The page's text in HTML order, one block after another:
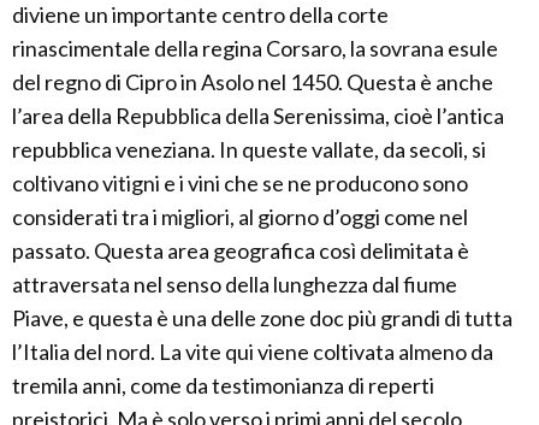
diviene un importante centro della corte
rinascimentale della regina Corsaro, la sovrana esule
del regno di Cipro in Asolo nel 1450. Questa è anche
l’area della Repubblica della Serenissima, cioè l’antica
repubblica veneziana. In queste vallate, da secoli, si
coltivano vitigni e i vini che se ne producono sono
considerati tra i migliori, al giorno d’oggi come nel
passato. Questa area geografica così delimitata è
attraversata nel senso della lunghezza dal fiume
Piave, e questa è una delle zone doc più grandi di tutta
l’Italia del nord. La vite qui viene coltivata almeno da
tremila anni, come da testimonianza di reperti
preistorici. Ma è solo verso i primi anni del secolo